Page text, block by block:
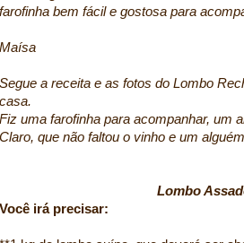
farofinha bem fácil e gostosa para
Maísa
Segue a receita e as fotos do Lombo
casa.
Fiz uma farofinha para acompanhar, um
Claro, que não faltou o vinho e um
beijos
Lombo
Você irá precisar: